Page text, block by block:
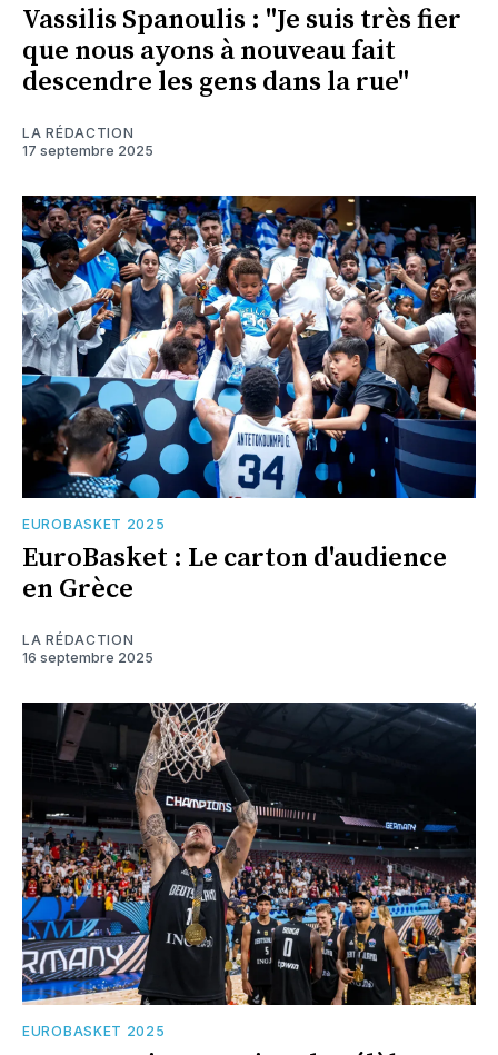
Vassilis Spanoulis : "Je suis très fier
que nous ayons à nouveau fait
descendre les gens dans la rue"
LA RÉDACTION
17 septembre 2025
EUROBASKET 2025
EuroBasket : Le carton d'audience
en Grèce
LA RÉDACTION
16 septembre 2025
EUROBASKET 2025